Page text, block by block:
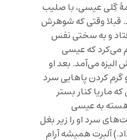
گِلی عیسی، با صلیب
قبلا وقتی که شوهرش
و به سختی نفس
می‌کرد که عیسی
می‌آمد. بعد او
کردن پاهایی سرد
ماریا کنار بستر
به عیسی
سرد او را زیر بغل
آلبرت همیشه آرام